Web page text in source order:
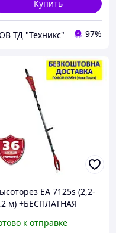
Купить
ТД "Техникс" 97%
EA 7125s (2,2-
м) +БЕСПЛАТНАЯ
электрический
к отправке